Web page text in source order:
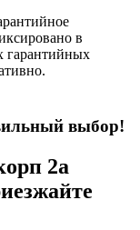
в
гарантийных
выбор!
2а